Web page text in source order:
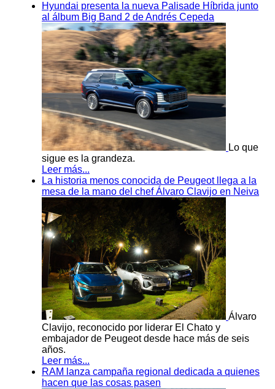
Hyundai presenta la nueva Palisade Híbrida junto
al álbum Big Band 2 de Andrés Cepeda
Lo que
sigue es la grandeza.
Leer más...
La historia menos conocida de Peugeot llega a la
mesa de la mano del chef Álvaro Clavijo en Neiva
Álvaro
Clavijo, reconocido por liderar El Chato y
embajador de Peugeot desde hace más de seis
años.
Leer más...
RAM lanza campaña regional dedicada a quienes
hacen que las cosas pasen